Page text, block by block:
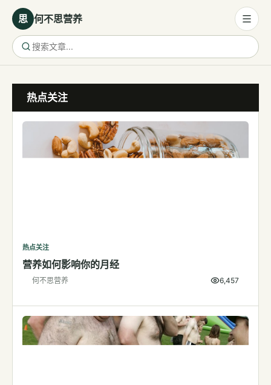
思 何不思营养
营养与饮食
保健食品
运动
睡眠
指标解读
体检与复查
热点关注
热点关注
营养如何影响你的月经
何不思营养 6,457